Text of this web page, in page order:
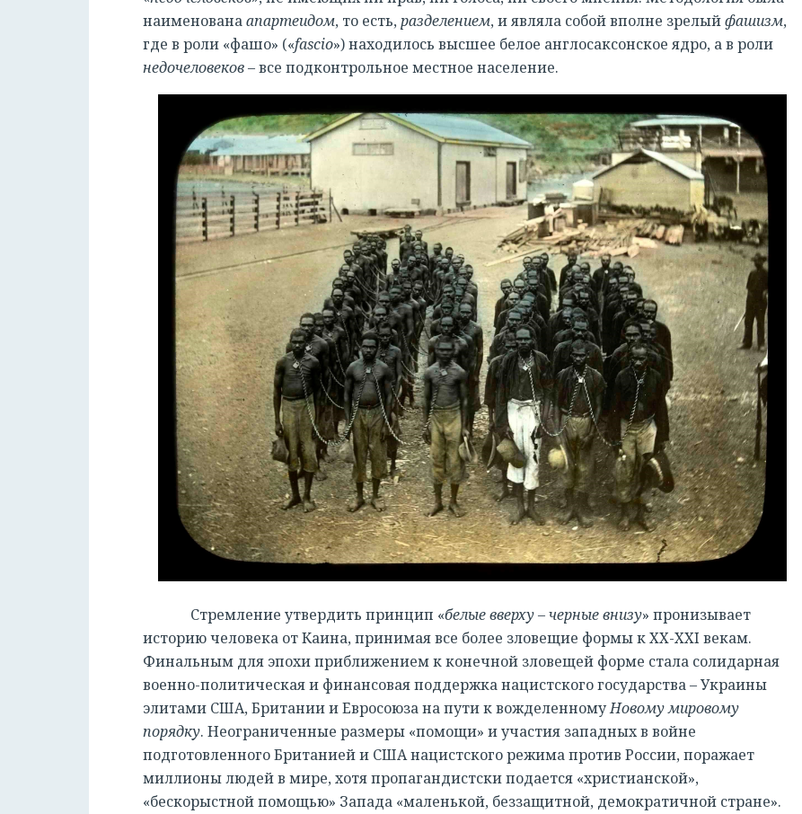
наименованаапартеидом, то есть,разделением, и являла собой вполне зрелыйфашизм,
где в роли «фашо» («fascio») находилось высшее белое англосаксонское ядро, а в роли
недочеловеков– все подконтрольное местное население.
Стремление утвердить принцип «белые вверху – черные внизу» пронизывает
историю человека от Каина, принимая все более зловещие формы к ХХ-XXI векам.
Финальным для эпохи приближением к конечной зловещей форме стала солидарная
военно-политическая и финансовая поддержка нацистского государства – Украины
элитами США, Британии и Евросоюза на пути к вожделенномуНовому мировому
порядку. Неограниченные размеры «помощи» и участия западных в войне
подготовленного Британией и США нацистского режима против России, поражает
миллионы людей в мире, хотя пропагандистски подается «христианской»,
«бескорыстной помощью» Запада «маленькой, беззащитной, демократичной стране».
РЕГИСТРАЦИЯ